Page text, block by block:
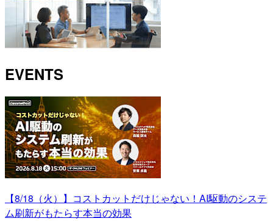
EVENTS
【8/18（火）】コストカットだけじゃない！AI駆動のシステ
ム刷新がもたらす本当の効果